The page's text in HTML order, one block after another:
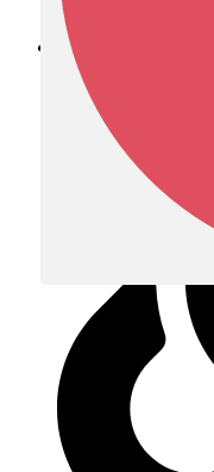
Diócesis de Zipaquirá